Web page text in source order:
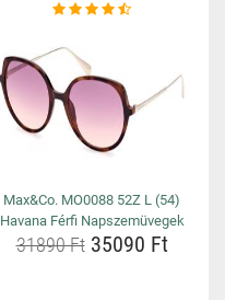
Max&Co. MO0088 52Z L (54)
Havana Férfi Napszemüvegek
31890 Ft35090 Ft